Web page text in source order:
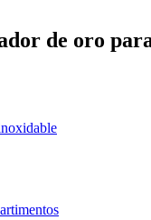
de oro